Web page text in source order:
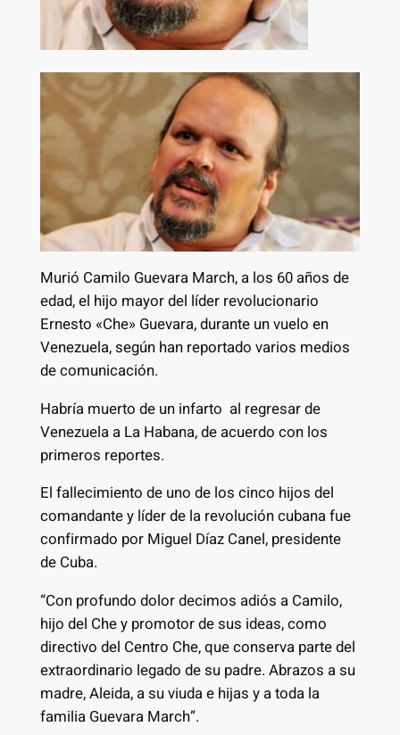
Murió Camilo Guevara March, a los 60 años de
edad, el hijo mayor del líder revolucionario
Ernesto «Che» Guevara, durante un vuelo en
Venezuela, según han reportado varios medios
de comunicación.
Habría muerto de un infarto al regresar de
Venezuela a La Habana, de acuerdo con los
primeros reportes.
El fallecimiento de uno de los cinco hijos del
comandante y líder de la revolución cubana fue
confirmado por Miguel Díaz Canel, presidente
de Cuba.
“Con profundo dolor decimos adiós a Camilo,
hijo del Che y promotor de sus ideas, como
directivo del Centro Che, que conserva parte del
extraordinario legado de su padre. Abrazos a su
madre, Aleida, a su viuda e hijas y a toda la
familia Guevara March”.